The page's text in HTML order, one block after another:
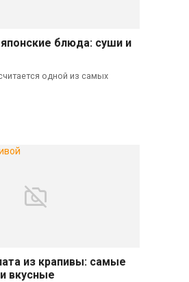
блюда: суши и
одной из самых
из крапивы: самые
вкусные